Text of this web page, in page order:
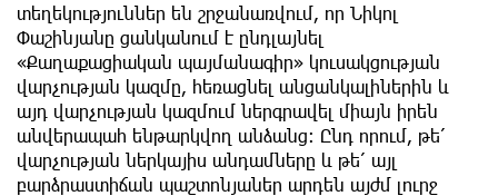
տեղեկություններ են շրջանառվում, որ Նիկոլ
Փաշինյանը ցանկանում է ընդլայնել
«Քաղաքացիական պայմանագիր» կուսակցության
վարչության կազմը, հեռացնել անցանկալիներին և
այդ վարչության կազմում ներգրավել միայն իրեն
անվերապահ ենթարկվող անձանց։ Ընդ որում, թե՛
վարչության ներկայիս անդամները և թե՛ այլ
բարձրաստիճան պաշտոնյաներ արդեն այժմ լուրջ